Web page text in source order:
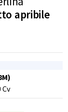
testa
apribile
Cv